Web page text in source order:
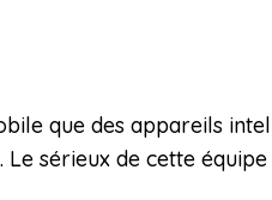
que des appareils
sérieux de cette